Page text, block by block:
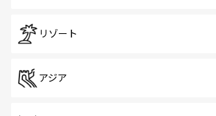
リゾート
アジア